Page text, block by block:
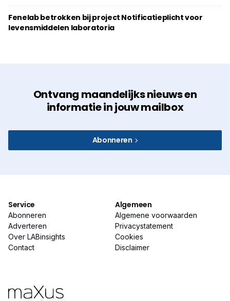
Fenelab betrokken bij project Notificatieplicht voor
levensmiddelen laboratoria
Ontvang maandelijks nieuws en
informatie in jouw mailbox
Abonneren
Service
Abonneren
Adverteren
Over LABinsights
Contact
Algemeen
Algemene voorwaarden
Privacystatement
Cookies
Disclaimer